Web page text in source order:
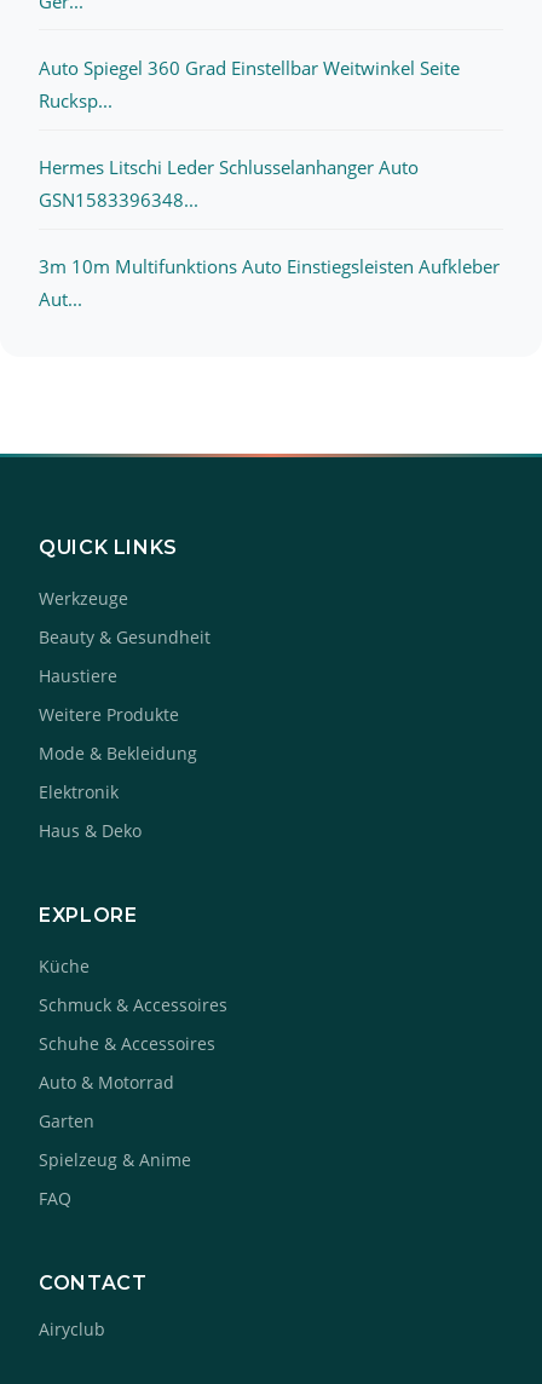
Auto Spiegel 360 Grad Einstellbar Weitwinkel Seite
Rucksp...
Hermes Litschi Leder Schlusselanhanger Auto
GSN1583396348...
3m 10m Multifunktions Auto Einstiegsleisten Aufkleber
Aut...
QUICK LINKS
Werkzeuge
Beauty & Gesundheit
Haustiere
Weitere Produkte
Mode & Bekleidung
Elektronik
Haus & Deko
EXPLORE
Küche
Schmuck & Accessoires
Schuhe & Accessoires
Auto & Motorrad
Garten
Spielzeug & Anime
FAQ
CONTACT
Airyclub